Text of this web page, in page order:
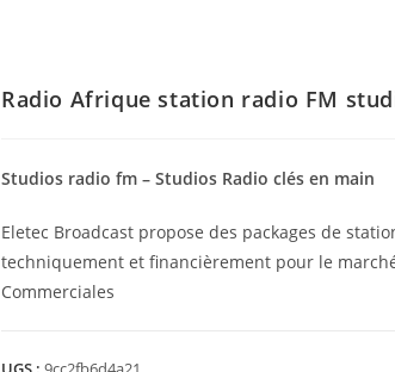
Radio Afrique station radio FM
Studios radio fm – Studios Radio clés en main
Eletec Broadcast propose des packages de
techniquement et financièrement pour le
Commerciales